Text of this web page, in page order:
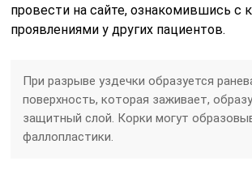
провести на сайте, ознакомившись с
проявлениями у других пациентов.
При разрыве уздечки образуется
поверхность, которая заживает,
защитный слой. Корки могут
фаллопластики.